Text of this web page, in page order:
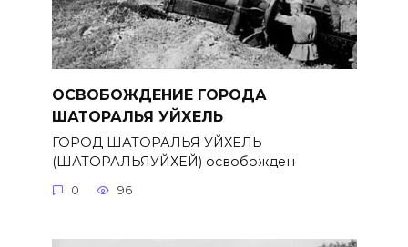
ОСВОБОЖДЕНИЕ ГОРОДА
ШАТОРАЛЬЯ УЙХЕЛЬ
ГОРОД ШАТОРАЛЬЯ УЙХЕЛЬ
(ШАТОРАЛЬЯУЙХЕЙ) освобожден
0 96